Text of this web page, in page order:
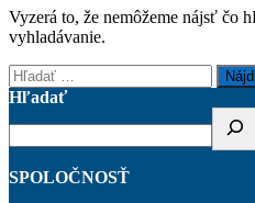
Vyzerá to, že nemôžeme nájsť čo
vyhladávanie.
Hľadať:
Hľadať
SPOLOČNOSŤ